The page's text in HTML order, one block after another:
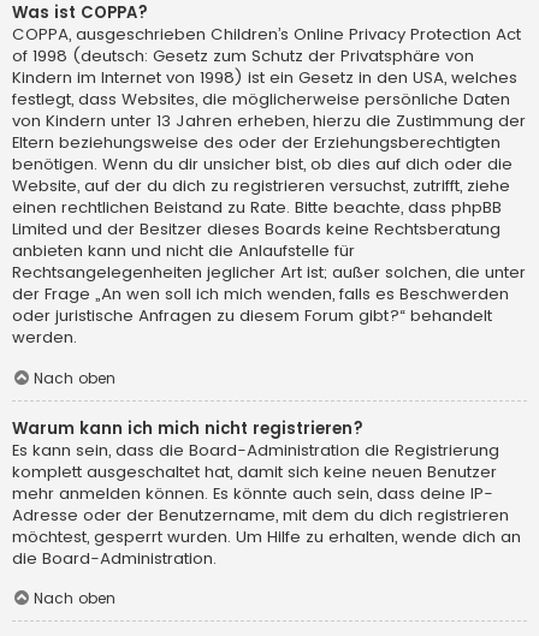
Was ist COPPA?
COPPA, ausgeschrieben Children’s Online Privacy Protection Act
of 1998 (deutsch: Gesetz zum Schutz der Privatsphäre von
Kindern im Internet von 1998) ist ein Gesetz in den USA, welches
festlegt, dass Websites, die möglicherweise persönliche Daten
von Kindern unter 13 Jahren erheben, hierzu die Zustimmung der
Eltern beziehungsweise des oder der Erziehungsberechtigten
benötigen. Wenn du dir unsicher bist, ob dies auf dich oder die
Website, auf der du dich zu registrieren versuchst, zutrifft, ziehe
einen rechtlichen Beistand zu Rate. Bitte beachte, dass phpBB
Limited und der Besitzer dieses Boards keine Rechtsberatung
anbieten kann und nicht die Anlaufstelle für
Rechtsangelegenheiten jeglicher Art ist; außer solchen, die unter
der Frage „An wen soll ich mich wenden, falls es Beschwerden
oder juristische Anfragen zu diesem Forum gibt?“ behandelt
werden.
Nach oben
Warum kann ich mich nicht registrieren?
Es kann sein, dass die Board-Administration die Registrierung
komplett ausgeschaltet hat, damit sich keine neuen Benutzer
mehr anmelden können. Es könnte auch sein, dass deine IP-
Adresse oder der Benutzername, mit dem du dich registrieren
möchtest, gesperrt wurden. Um Hilfe zu erhalten, wende dich an
die Board-Administration.
Nach oben